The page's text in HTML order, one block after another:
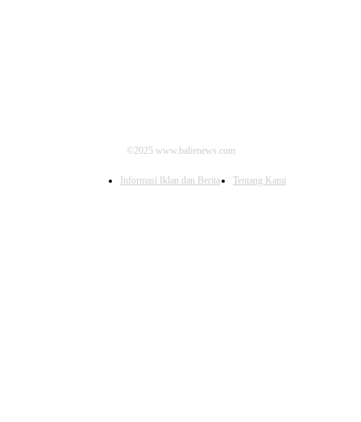
©2025 www.balienews.com
Informasi Iklan dan Berita Tentang Kami